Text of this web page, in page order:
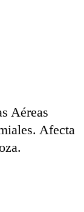
Aéreas
Afecta